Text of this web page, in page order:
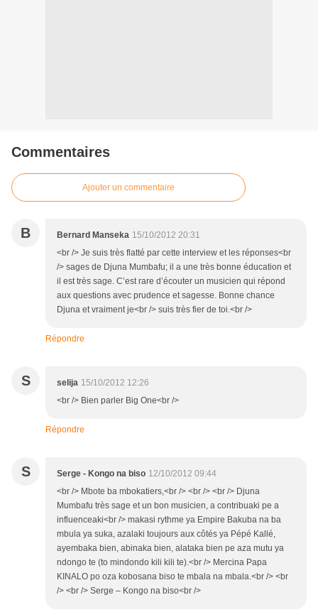
Commentaires
Ajouter un commentaire
B Bernard Manseka 15/10/2012 20:31
<br /> Je suis très flatté par cette interview et les réponses<br
/> sages de Djuna Mumbafu; il a une très bonne éducation et
il est très sage. C’est rare d’écouter un musicien qui répond
aux questions avec prudence et sagesse. Bonne chance
Djuna et vraiment je<br /> suis très fier de toi.<br />
Répondre
S selija 15/10/2012 12:26
<br /> Bien parler Big One<br />
Répondre
S Serge - Kongo na biso 12/10/2012 09:44
<br /> Mbote ba mbokatiers,<br /> <br /> <br /> Djuna
Mumbafu très sage et un bon musicien, a contribuaki pe a
influenceaki<br /> makasi rythme ya Empire Bakuba na ba
mbula ya suka, azalaki toujours aux côtés ya Pépé Kallé,
ayembaka bien, abinaka bien, alataka bien pe aza mutu ya
ndongo te (to mindondo kili kili te).<br /> Mercina Papa
KINALO po oza kobosana biso te mbala na mbala.<br /> <br
/> <br /> Serge – Kongo na biso<br />